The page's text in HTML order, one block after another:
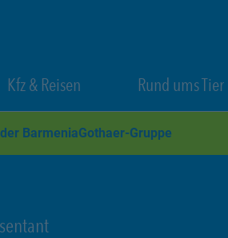
in New Tab
Kfz & Reisen Link Opens in New Tab
Rund ums Tier
BarmeniaGothaer-Gruppe